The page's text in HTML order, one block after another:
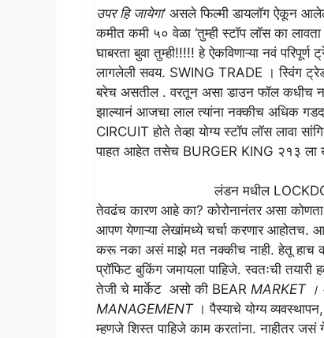
उपर हि जायेगा‘ असले फिल्मी डायलॉग ऐकून
कमीत कमी ५० वेळा ‘तुम्ही स्टॉप लॉस का
घाबरता बुवा तुम्ही!!!!! हे ऐकविणाऱ्या नवं
लागलेली सवय. SWING TRADE । स्विंग
बरेच असतील . वरतून असा डाउन फॉल कधीच न
झाल्यानं आजचा लाल त्यांना नक्कीच अधिक
CIRCUIT होते तेव्हा योग्य स्टॉप लॉस लावा
पाहत आहेत तसेच BURGER KING २१३ ला
लंडन मधील
तेवढंच कारण आहे का? कोरोनानंतर असा कोणता
आपण येणाऱ्या लेखांमध्ये चर्चा करणार आहोतच.
करू नका असं माझे मत नक्कीच नाही. हेतू हाच
प्रॉफिट बुकिंग जमायला पाहिजे. स्वतःची
तेजी चे मार्केट असो की BEAR MARKET ।
MANAGEMENT। पैस्याचे योग्य व्यवस्थापन,
म्हणजे शिस्त पाहिजे काम करतांना. नाहीतर